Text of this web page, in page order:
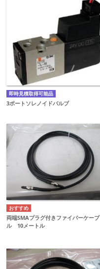
即時見積取得可能品
3ポートソレノイドバルブ
両端SMAプラグ付きファイバーケーブ
ル 10メートル